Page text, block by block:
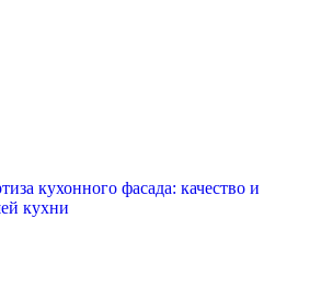
кухонного фасада: качество и
кухни